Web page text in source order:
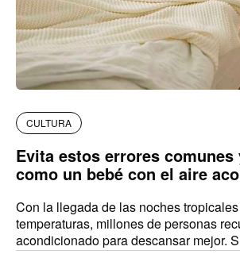
CULTURA
Evita estos errores comunes
como un bebé con el aire
Con la llegada de las noches
temperaturas, millones de personas
acondicionado para descansar mejor.